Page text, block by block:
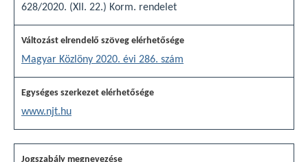
628/2020. (XII. 22.) Korm. rendelet
Magyar Közlöny 2020. évi 286. szám
www.njt.hu